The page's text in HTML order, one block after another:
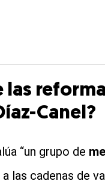
las
Canel?
“un grupo de
las cadenas de